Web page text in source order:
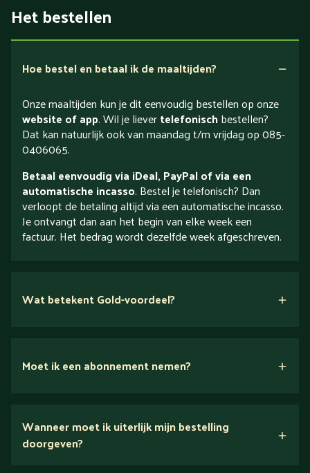
Het bestellen
Hoe bestel en betaal ik de maaltijden?
Onze maaltijden kun je dit eenvoudig bestellen op onze
website of app. Wil je lievertelefonischbestellen?
Dat kan natuurlijk ook van maandag t/m vrijdag op 085-
0406065.
Betaal eenvoudig via iDeal, PayPal of via een
automatische incasso. Bestel je telefonisch? Dan
verloopt de betaling altijd via een automatische incasso.
Je ontvangt dan aan het begin van elke week een
factuur. Het bedrag wordt dezelfde week afgeschreven.
Wat betekent Gold-voordeel?
Ontdek alles over Gold
Moet ik een abonnement nemen?
Wanneer moet ik uiterlijk mijn bestelling
doorgeven?